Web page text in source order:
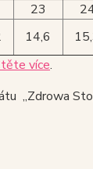
23
14,6
více.
„Zdrowa